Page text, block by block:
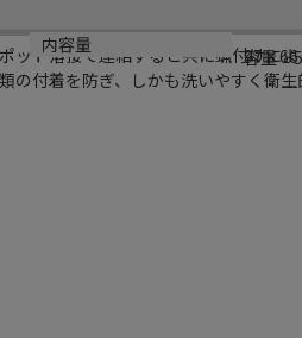
ト溶接で連結すると共に蝋付けに
の付着を防ぎ、しかも洗いやすく衛
サイズ
内容量
容量：